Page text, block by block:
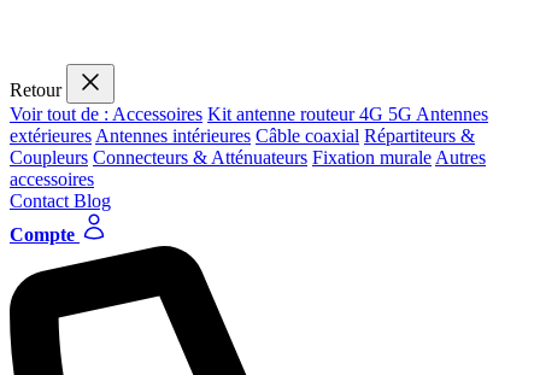
Retour
Voir tout de : Accessoires Kit antenne routeur 4G 5G Antennes
extérieures Antennes intérieures Câble coaxial Répartiteurs &
Coupleurs Connecteurs & Atténuateurs Fixation murale Autres
accessoires
Contact Blog
Compte